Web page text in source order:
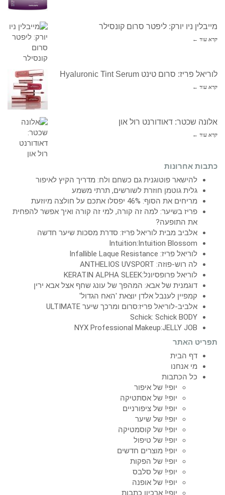
מייבלין ניו יורק: ליפטר סרום קונסילר
קרא עוד ←
לוריאל פריז: סרום טינט Hyaluronic Tint Serum
קרא עוד ←
אלונה שכטר: דאודורנט רול און
קרא עוד ←
כתבות אחרונות
להישאר פוטוגנית גם כשחם ולח: מדריך הקיץ לאיפור
גלית גוטמן חוזרת לשורשים, תרתי משמע
מריחים את הסוף: 46% יפסלו אתכם על חולצה מיוזעת
פריז בשיער: למה זה קורה, למי זה קורה ואיך אפשר להפחית
את התופעה?
אלביב מבית לוריאל פריז: סדרת מסכות שיער חדשה
Intuition:Intuition Blossom
לוריאל פריז: Infallible Laque Resistance
לה רוש-פוזה: ANTHELIOS UVSPORT
לוריאל פרופסיונל:KERATIN ALPHA SLEEK
דוגמנית של אבא: המהפך של עונג שחף אצל אבא ירין
קמפיין לענבל אלדן יוצאת 'האח הגדול'
אלביב-לוריאל פריז:סרום ומרכך שיער ULTIMATE
Schick: Schick BODY
NYX Professional Makeup:JELLY JOB
תפריט האתר
דף הבית
מי אנחנו
כל הכתבות
יופי! של איפור
יופי! של אסתטיקה
יופי! של ציפורניים
יופי! של שיער
יופי! של קוסמטיקה
יופי! של טיפול
יופי! מוצרים חדשים
יופי! של הפקות
יופי! של סלבס
יופי! של אופנה
יופי! ארכיון כתבות